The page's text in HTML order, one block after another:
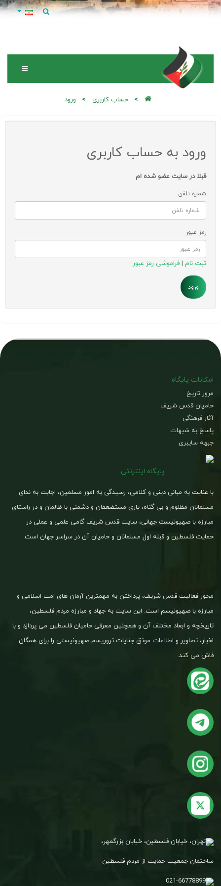
حساب کاربری ورود
ورود به حساب کاربری
قبلا در سایت عضو شده ام
شماره تلفن
رمز عبور
ثبت نام|فراموشی رمز عبور
امکانات پایگاه
مرور تاریخ
حامیان قدس شریف
آثار فرهنگی
پاسخ به شبهات
جبهه سایبری
پایگاه اینترنتی
با عنایت به مبانی دینی و کلامی، رسیدگی به امور مسلمین، اجابت به ندای
مسلمانان مظلوم و بی گناه، یاری مستضعفان و دشمنی با ظالمان و در راستای
مبارزه با صهیونیست جهانی، سایت قدس شریف گامی علمی و عملی در
حمایت فلسطین و قبله اول مسلمانان و حامیان آن در سراسر جهان است.
محور فعالیت قدس شریف، پرداختن به مهمترین آرمان های امت اسلامی و
مبارزه با صهیونیسم است. این سایت به جهاد و مبارزه مردم فلسطین،
تاریخچه و ابعاد مختلف آن و همچنین معرفی حامیان فلسطین می پردازد و با
اخبار، تصاویر و اطلاعات موثق جنایات تروریسم صهیونیستی را برای همگان
فاش می کند.
تهران، خیابان فلسطین، خیابان بزرگمهر،
ساختمان جمعیت حمایت از مردم فلسطین
021-66778899